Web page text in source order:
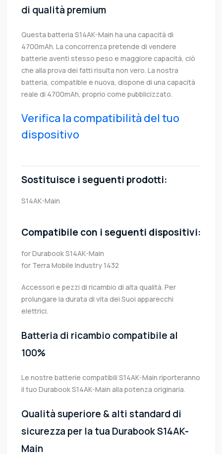
di qualità premium
Questa batteria S14AK-Main ha una capacità di
4700mAh. La concorrenza pretende di vendere
batterie aventi stesso peso e maggiore capacità, ciò
che alla prova dei fatti risulta non vero. La nostra
batteria, compatible e nuova, dispone di una capacità
reale di 4700mAh, proprio come pubblicizzato.
Verifica la compatibilità del tuo
dispositivo
Sostituisce i seguenti prodotti:
S14AK-Main
Compatibile con i seguenti dispositivi:
for Durabook S14AK-Main
for Terra Mobile Industry 1432
Accessori e pezzi di ricambio di alta qualità. Per
prolungare la durata di vita dei Suoi apparecchi
elettrici.
Batteria di ricambio compatibile al
100%
Le nostre batterie compatibili S14AK-Main riporteranno
il tuo Durabook S14AK-Main alla potenza originaria.
Qualità superiore & alti standard di
sicurezza per la tua Durabook S14AK-
Main